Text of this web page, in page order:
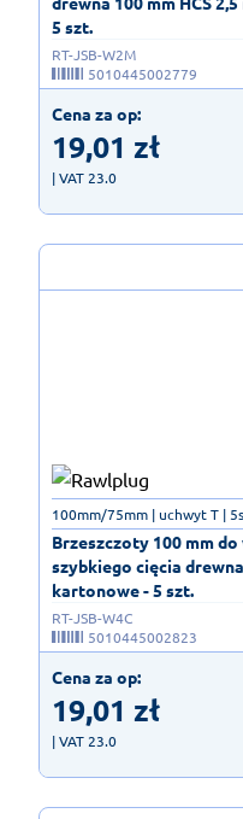
5 szt.
RT-JSB-W2M
5010445002779
Cena za op:
19,01 zł
| VAT 23.0
Brzeszczoty 100 mm
szybkiego cięcia
kartonowe - 5 szt.
100mm/75mm | uchwyt T |
RT-JSB-W4C
5010445002823
Cena za op:
19,01 zł
| VAT 23.0